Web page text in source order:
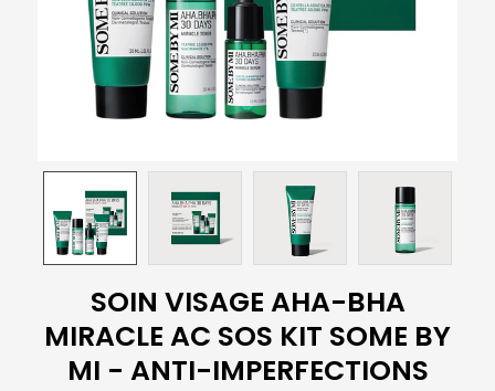
SOIN VISAGE AHA-BHA
MIRACLE AC SOS KIT SOME BY
MI - ANTI-IMPERFECTIONS